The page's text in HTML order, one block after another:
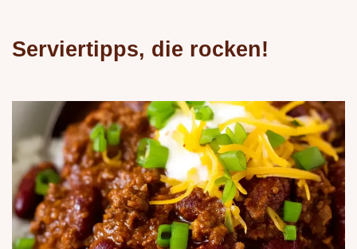
Serviertipps, die rocken!